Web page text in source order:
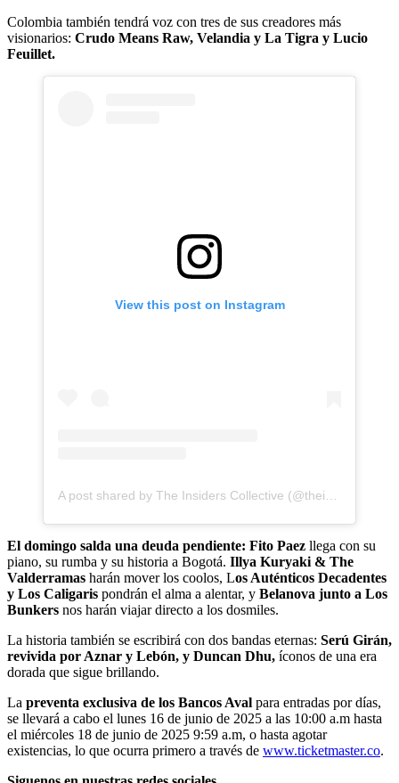
Colombia también tendrá voz con tres de sus creadores más
visionarios: Crudo Means Raw, Velandia y La Tigra y Lucio
Feuillet.
View this post on Instagram
El domingo salda una deuda pendiente: Fito Paez llega con su
piano, su rumba y su historia a Bogotá. Illya Kuryaki & The
Valderramas harán mover los coolos, Los Auténticos Decadentes
y Los Caligaris pondrán el alma a alentar, y Belanova junto a Los
Bunkers nos harán viajar directo a los dosmiles.
La historia también se escribirá con dos bandas eternas: Serú Girán,
revivida por Aznar y Lebón, y Duncan Dhu, íconos de una era
dorada que sigue brillando.
La preventa exclusiva de los Bancos Aval para entradas por días,
se llevará a cabo el lunes 16 de junio de 2025 a las 10:00 a.m hasta
el miércoles 18 de junio de 2025 9:59 a.m, o hasta agotar
existencias, lo que ocurra primero a través de www.ticketmaster.co.